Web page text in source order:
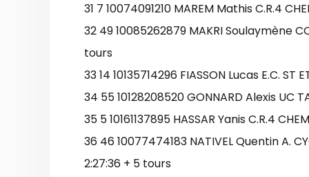
31 7 10074091210 MAREM Mathis C.R.4
32 49 10085262879 MAKRI Soulaymène
tours
33 14 10135714296 FIASSON Lucas E.C. ST
34 55 10128208520 GONNARD Alexis UC
35 5 10161137895 HASSAR Yanis C.R.4
36 46 10077474183 NATIVEL Quentin A.
2:27:36 + 5 tours